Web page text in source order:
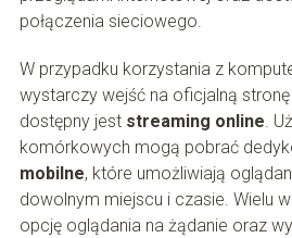
połączenia sieciowego.
W przypadku korzystania z
wystarczy wejść na oficjalną stronę
dostępny jest streaming online.
komórkowych mogą pobrać
mobilne, które umożliwiają
dowolnym miejscu i czasie. Wielu
opcję oglądania na żądanie oraz